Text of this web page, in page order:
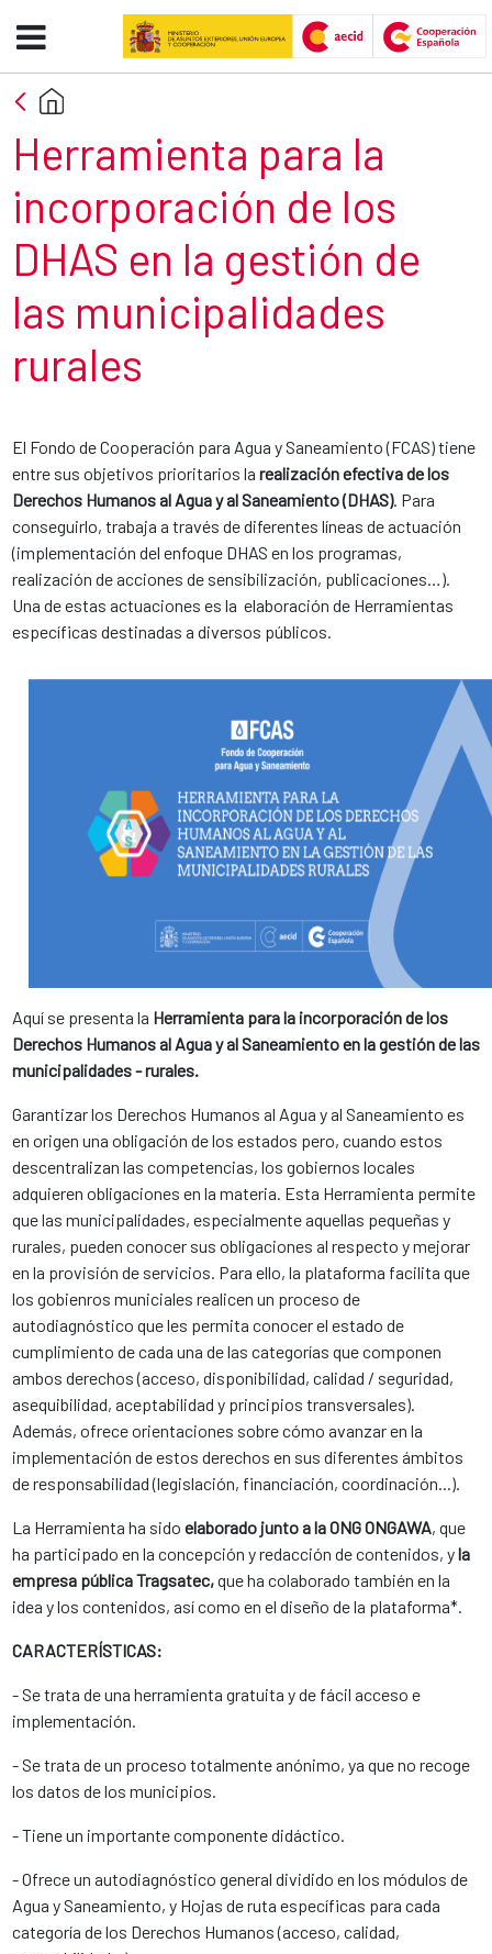
Skip to Main Content
Herramienta para
Section title
Herramienta para la
incorporación de los
DHAS en la gestión de
las municipalidades
rurales
El Fondo de Cooperación para Agua y Saneamiento (FCAS) tiene
entre sus objetivos prioritarios la realización efectiva de los
Derechos Humanos al Agua y al Saneamiento (DHAS). Para
conseguirlo, trabaja a través de diferentes líneas de actuación
(implementación del enfoque DHAS en los programas,
realización de acciones de sensibilización, publicaciones…).
Una de estas actuaciones es la elaboración de Herramientas
específicas destinadas a diversos públicos.
Aquí se presenta la Herramienta para la incorporación de los
Derechos Humanos al Agua y al Saneamiento en la gestión de las
municipalidades - rurales.
Garantizar los Derechos Humanos al Agua y al Saneamiento es
en origen una obligación de los estados pero, cuando estos
descentralizan las competencias, los gobiernos locales
adquieren obligaciones en la materia. Esta Herramienta permite
que las municipalidades, especialmente aquellas pequeñas y
rurales, pueden conocer sus obligaciones al respecto y mejorar
en la provisión de servicios. Para ello, la plataforma facilita que
los gobienros municiales realicen un proceso de
autodiagnóstico que les permita conocer el estado de
cumplimiento de cada una de las categorías que componen
ambos derechos (acceso, disponibilidad, calidad / seguridad,
asequibilidad, aceptabilidad y principios transversales).
Además, ofrece orientaciones sobre cómo avanzar en la
implementación de estos derechos en sus diferentes ámbitos
de responsabilidad (legislación, financiación, coordinación...).
La Herramienta ha sido elaborado junto a la ONG ONGAWA, que
ha participado en la concepción y redacción de contenidos, yla
empresa pública Tragsatec,que ha colaborado también en la
idea y los contenidos, así como en el diseño de la plataforma*.
CARACTERÍSTICAS:
- Se trata de una herramienta gratuita y de fácil acceso e
implementación.
- Se trata de un proceso totalmente anónimo, ya que no recoge
los datos de los municipios.
- Tiene un importante componente didáctico.
- Ofrece un autodiagnóstico general dividido en los módulos de
Agua y Saneamiento, y Hojas de ruta específicas para cada
categoría de los Derechos Humanos (acceso, calidad,